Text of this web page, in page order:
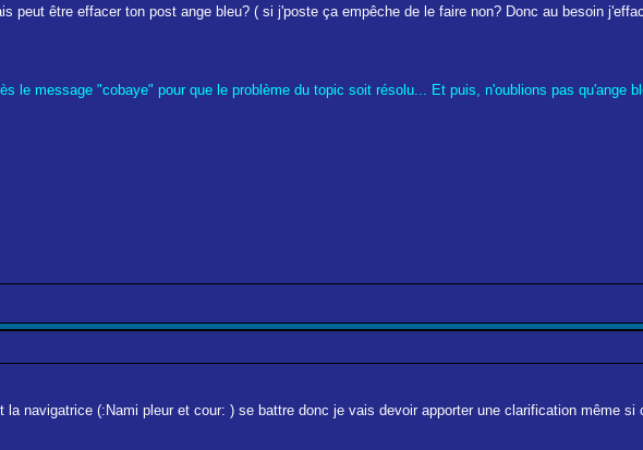
peut être effacer ton post ange bleu? ( si j'poste ça empêche de le faire non? Donc au besoin
le message "cobaye" pour que le problème du topic soit résolu... Et puis, n'oublions pas qu'ange
la navigatrice (:Nami pleur et cour: ) se battre donc je vais devoir apporter une clarification même